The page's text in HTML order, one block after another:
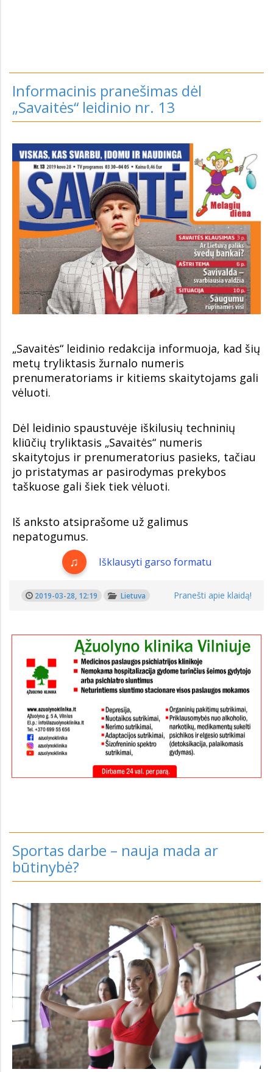
Informacinis pranešimas dėl
„Savaitės“ leidinio nr. 13
„Savaitės“ leidinio redakcija informuoja, kad šių
metų tryliktasis žurnalo numeris
prenumeratoriams ir kitiems skaitytojams gali
vėluoti.
Dėl leidinio spaustuvėje iškilusių techninių
kliūčių tryliktasis „Savaitės“ numeris
skaitytojus ir prenumeratorius pasieks, tačiau
jo pristatymas ar pasirodymas prekybos
taškuose gali šiek tiek vėluoti.
Iš anksto atsiprašome už galimus
nepatogumus.
Išklausyti garso formatu
2019-03-28, 12:19 Lietuva Pranešti apie klaidą!
Sportas darbe – nauja mada ar
būtinybė?